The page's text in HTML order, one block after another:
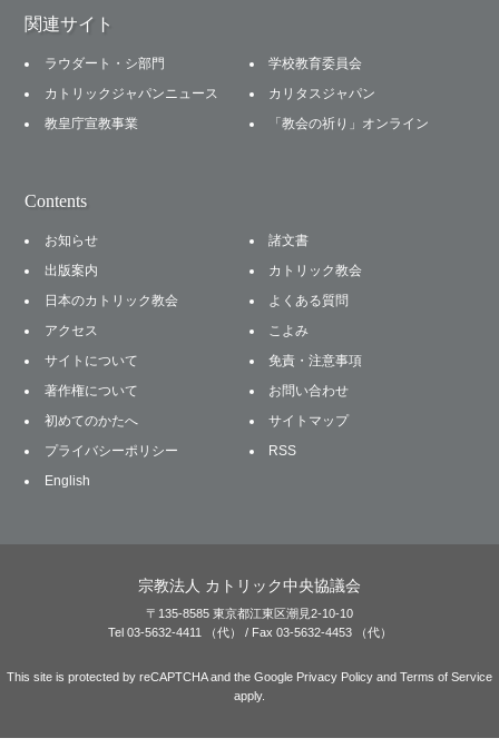
関連サイト
ラウダート・シ部門
学校教育委員会
カトリックジャパンニュース
カリタスジャパン
教皇庁宣教事業
「教会の祈り」オンライン
Contents
お知らせ
諸文書
出版案内
カトリック教会
日本のカトリック教会
よくある質問
アクセス
こよみ
サイトについて
免責・注意事項
著作権について
お問い合わせ
初めてのかたへ
サイトマップ
プライバシーポリシー
RSS
English
宗教法人 カトリック中央協議会
〒135-8585 東京都江東区潮見2-10-10
Tel 03-5632-4411 （代） / Fax 03-5632-4453 （代）
This site is protected by reCAPTCHA and the Google Privacy Policy and Terms of Service
apply.